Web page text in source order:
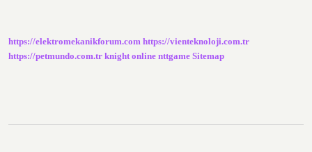
https://elektromekanikforum.com https://vienteknoloji.com.tr
https://petmundo.com.tr knight online nttgame Sitemap